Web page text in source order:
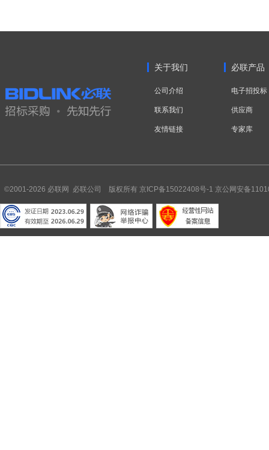
关于我们
公司介绍
联系我们
友情链接
必联产品
电子招投标
供应商
专家库
©2001-2026 必联网 必联公司 版权所有 京ICP备15022408号-1 京公网安备